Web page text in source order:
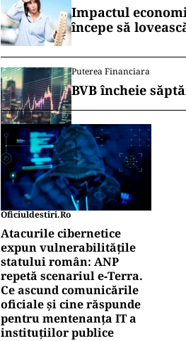
Impactul
începe să
Puterea Financiara
BVB încheie
Oficiuldestiri.ro
Atacurile cibernetice
expun vulnerabilitățile
statului român: ANP
repetă scenariul e‑Terra.
Ce ascund comunicările
oficiale și cine răspunde
pentru mentenanța IT a
instituțiilor publice